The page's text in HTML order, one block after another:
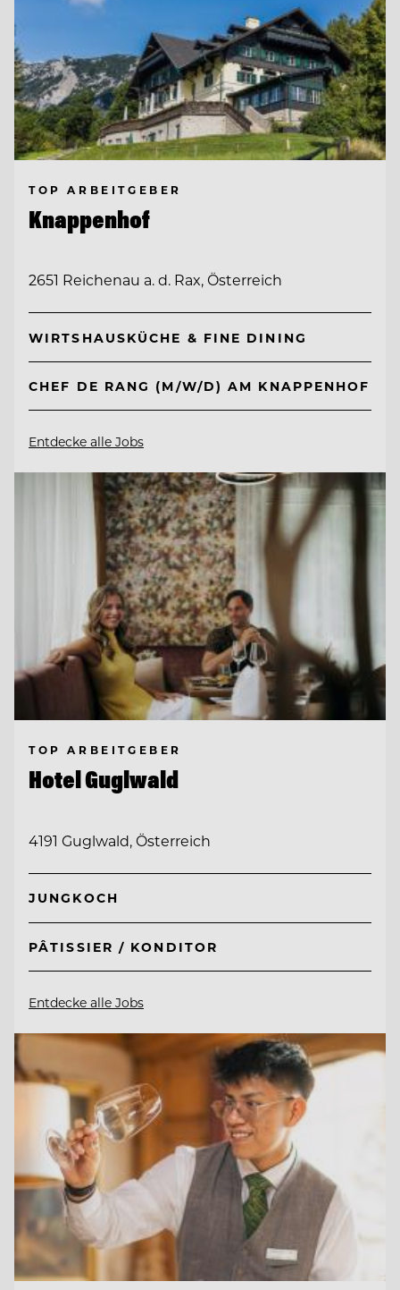
TOP ARBEITGEBER
Knappenhof
2651 Reichenau a. d. Rax, Österreich
WIRTSHAUSKÜCHE & FINE DINING
CHEF DE RANG (M/W/D) AM KNAPPENHOF
Entdecke alle Jobs
TOP ARBEITGEBER
Hotel Guglwald
4191 Guglwald, Österreich
JUNGKOCH
PÂTISSIER / KONDITOR
Entdecke alle Jobs